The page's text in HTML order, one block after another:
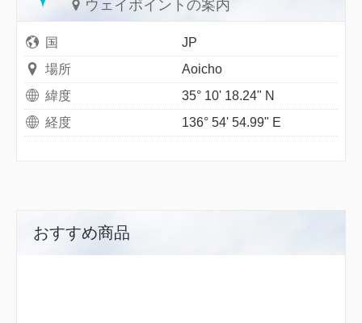
ウェイポイントの案内
国
JP
場所
Aoicho
緯度
35° 10' 18.24" N
経度
136° 54' 54.99" E
おすすめ商品